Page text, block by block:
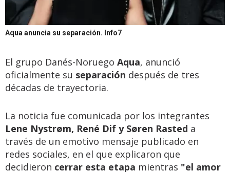
Aqua anuncia su separación. Info7
El grupo Danés-Noruego Aqua, anunció
oficialmente su separación después de tres
décadas de trayectoria.
La noticia fue comunicada por los integrantes
Lene Nystrøm, René Dif y Søren Rasted a
través de un emotivo mensaje publicado en
redes sociales, en el que explicaron que
decidieron cerrar esta etapa mientras "el amor